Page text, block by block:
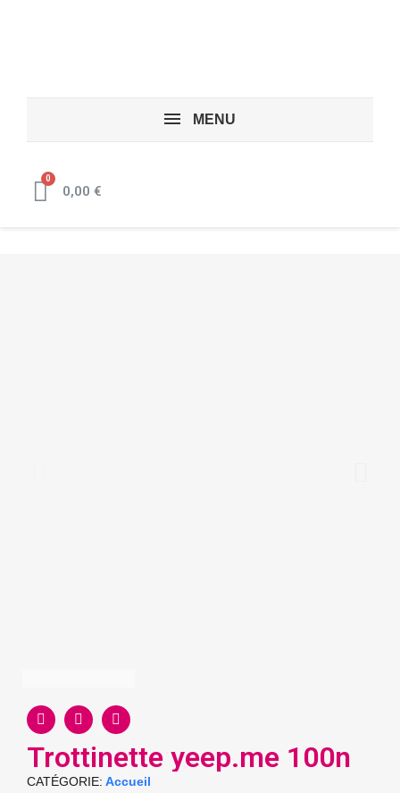
MENU
0,00 €
Trottinette yeep.me 100n
CATÉGORIE Accueil